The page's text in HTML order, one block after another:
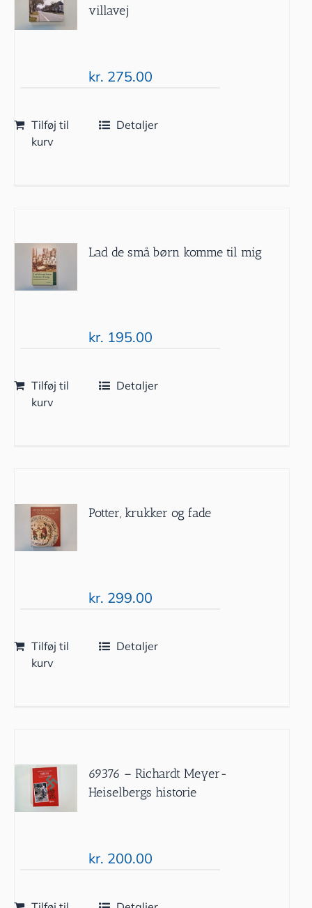
villavej
kr. 275.00
Tilføj til
kurv
Detaljer
Lad de små børn komme til mig
kr. 195.00
Tilføj til
kurv
Detaljer
Potter, krukker og fade
kr. 299.00
Tilføj til
kurv
Detaljer
69376 – Richardt Meyer-
Heiselbergs historie
kr. 200.00